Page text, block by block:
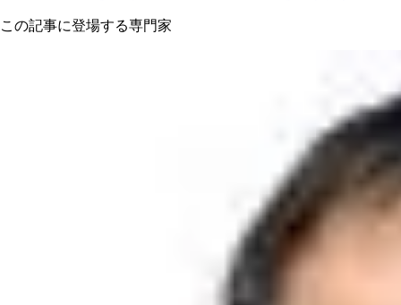
この記事に登場する専門家